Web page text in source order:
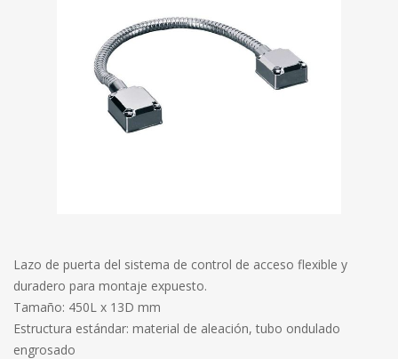
Lazo de puerta del sistema de control de acceso flexible y
duradero para montaje expuesto.
Tamaño: 450L x 13D mm
Estructura estándar: material de aleación, tubo ondulado
engrosado